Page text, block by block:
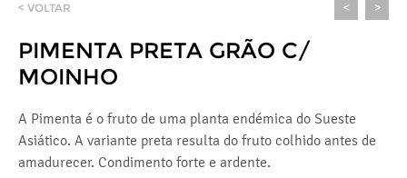
< VOLTAR < >
PIMENTA PRETA GRÃO C/
MOINHO
A Pimenta é o fruto de uma planta endémica do Sueste
Asiático. A variante preta resulta do fruto colhido antes de
amadurecer. Condimento forte e ardente.